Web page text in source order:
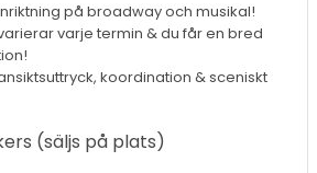
på broadway och musikal!
varje termin & du får en bred
koordination & sceniskt
(säljs på plats)